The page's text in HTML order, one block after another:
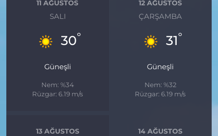
11 AĞUSTOS
SALI
30°
Güneşli
Nem: %34
Rüzgar: 6.19 m/s
12 AĞUSTOS
ÇARŞAMBA
31°
Güneşli
Nem: %32
Rüzgar: 6.19 m/s
13 AĞUSTOS
14 AĞUSTOS